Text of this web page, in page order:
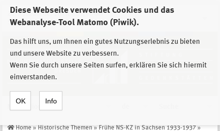
Diese Webseite verwendet Cookies und das
Webanalyse-Tool Matomo (Piwik).
Das hilft uns, um Ihnen ein gutes Nutzungserlebnis zu bieten
und unsere Website zu verbessern.
Wenn Sie durch unsere Seiten surfen, erklären Sie sich hiermit
einverstanden.
OK Info
Zur Auswahl der Einrichtungen der
Stiftung Sächsische Gedenkstätten
Home » Historische Themen » Frühe NS-KZ in Sachsen 1933-1937 »